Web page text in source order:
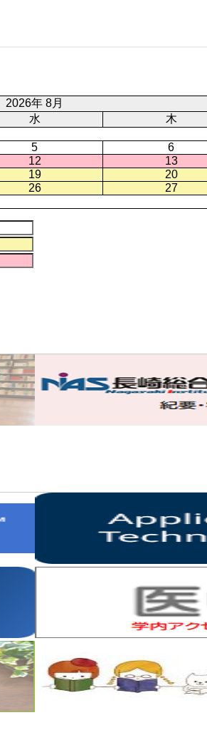
2026年 8月
水 木
5 6
12 13
19 20
26 27